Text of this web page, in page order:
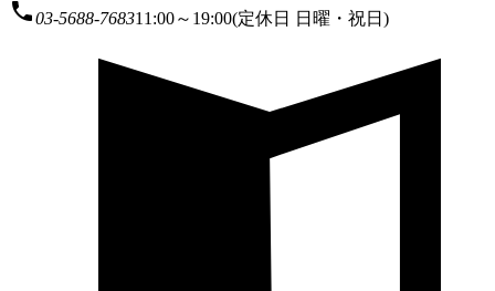
local_phone03-5688-768311:00～19:00(定休日 日曜・祝日)